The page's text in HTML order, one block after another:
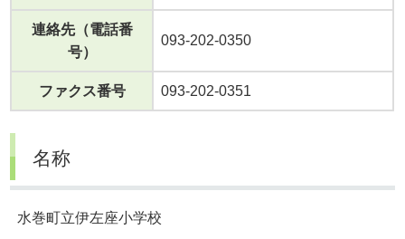
連絡先（電話番
号）
093-202-0350
ファクス番号 093-202-0351
名称
水巻町立伊左座小学校